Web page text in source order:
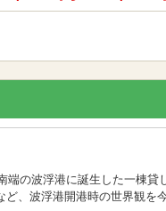
端の波浮港に誕生した一棟貸
ど、波浮港開港時の世界観を